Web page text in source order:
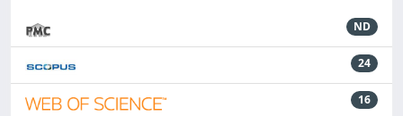
ND
24
16